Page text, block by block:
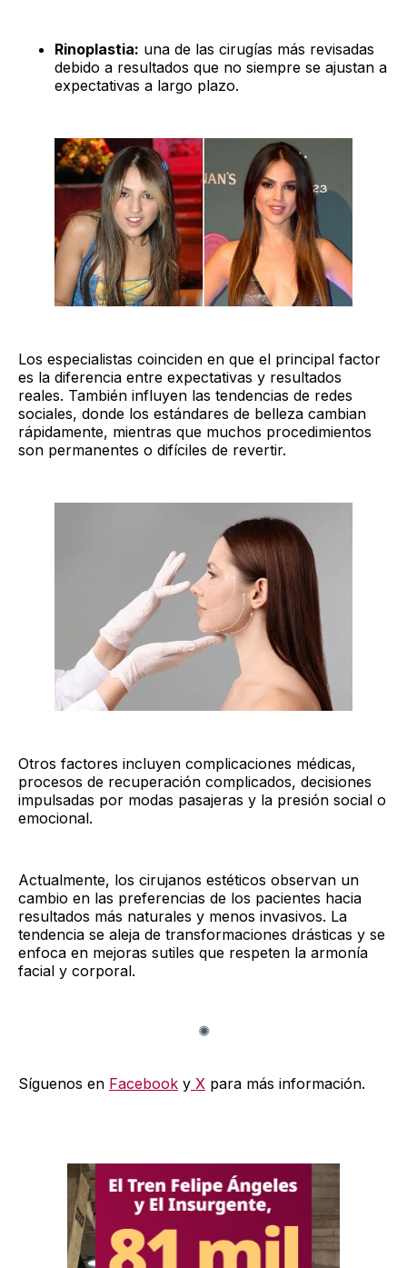
Rinoplastia: una de las cirugías más revisadas
debido a resultados que no siempre se ajustan a
expectativas a largo plazo.
Los especialistas coinciden en que el principal factor
es la diferencia entre expectativas y resultados
reales. También influyen las tendencias de redes
sociales, donde los estándares de belleza cambian
rápidamente, mientras que muchos procedimientos
son permanentes o difíciles de revertir.
Otros factores incluyen complicaciones médicas,
procesos de recuperación complicados, decisiones
impulsadas por modas pasajeras y la presión social o
emocional.
Actualmente, los cirujanos estéticos observan un
cambio en las preferencias de los pacientes hacia
resultados más naturales y menos invasivos. La
tendencia se aleja de transformaciones drásticas y se
enfoca en mejoras sutiles que respeten la armonía
facial y corporal.
Síguenos en Facebook y X para más información.